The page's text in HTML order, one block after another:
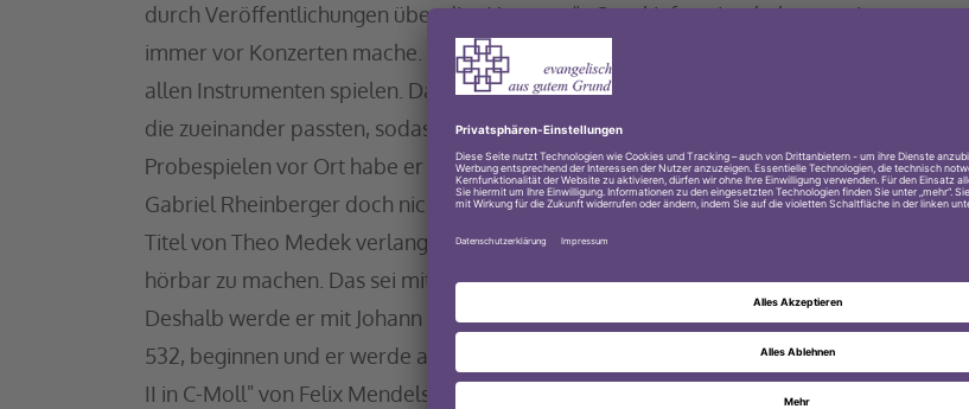
durch Veröffentlichungen über die „Hammer“–Orgel informiert habe, so wie er es
immer vor Konzerten mache. Denn nicht alle Stücke der Orgelliteratur liessen sich auf
allen Instrumenten spielen. Danach habe er Kompositionen für das Konzert ausgewählt,
die zueinander passten, sodass man sie hintereinander spielen könne. Beim
Probespielen vor Ort habe er dann festgestellt, dass das geplante Stück von Josef
Gabriel Rheinberger doch nicht so klingen würde, wie er sich das vorgestellt habe. Der
Titel von Theo Medek verlange, die Register nur teilweise zu ziehen, um nur Obertöne
hörbar zu machen. Das sei mit der „Hammer“–Orgel in dieser Kirche nicht möglich.
Deshalb werde er mit Johann Sebastian Bachs „Präludium und Fuge in D–Dur“, BWV
532, beginnen und er werde als Ersatz für Medeks „Gebrochene Flügel“ die „Sonate Nr .
II in C-Moll" von Felix Mendelssohn-Bartholdy spielen. Das Stück habe der zu Papier